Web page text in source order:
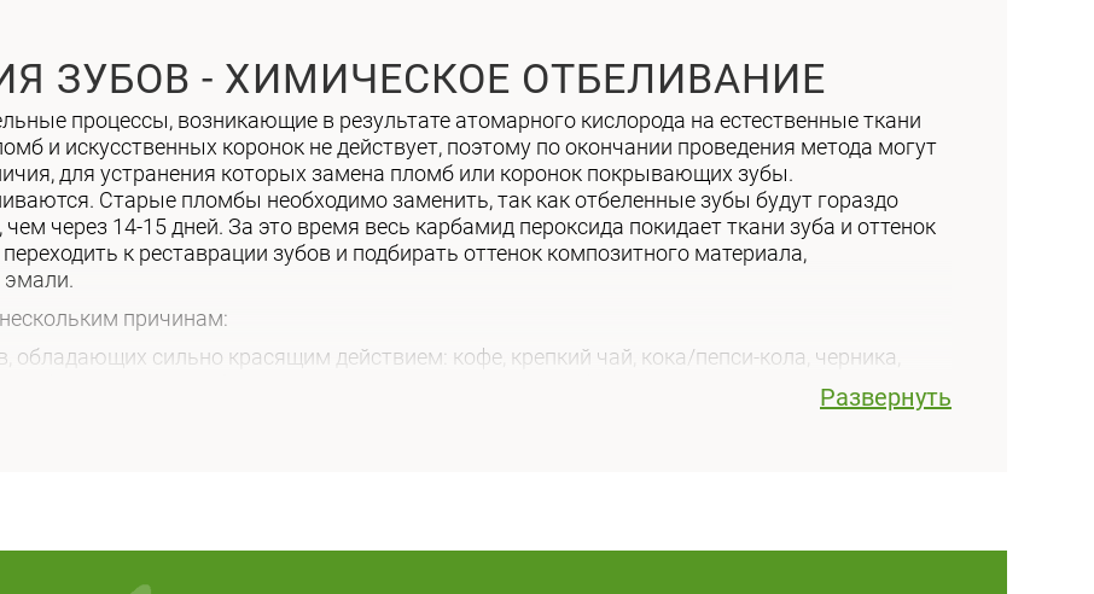
ЗУБОВ - ХИМИЧЕСКОЕ ОТБЕЛИВАНИЕ
процессы, возникающие в результате атомарного кислорода на естественные ткани
и искусственных коронок не действует, поэтому по окончании проведения метода могут
для устранения которых замена пломб или коронок покрывающих зубы.
Старые пломбы необходимо заменить, так как отбеленные зубы будут гораздо
через 14-15 дней. За это время весь карбамид пероксида покидает ткани зуба и оттенок
к реставрации зубов и подбирать оттенок композитного материала,
эмали.
причинам:
(наследственный фактор и системные заболевания, перенесенные в раннем возрасте).
вмешательства и осложнения.
Развернуть